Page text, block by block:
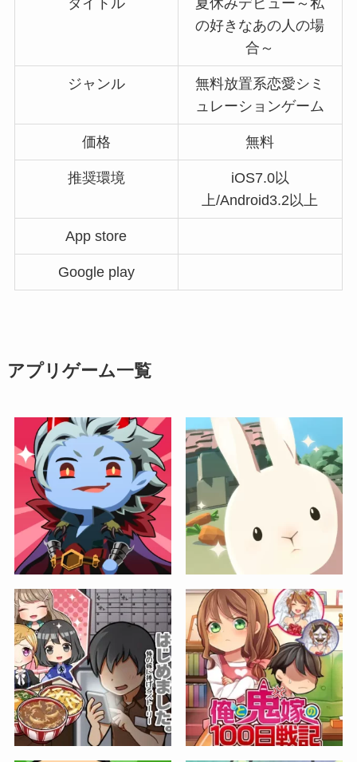
タイトル
夏休みデビュー～私
の好きなあの人の場
合～
ジャンル
無料放置系恋愛シミ
ュレーションゲーム
価格 無料
推奨環境
iOS7.0以
上/Android3.2以上
App store
Google play
アプリゲーム一覧